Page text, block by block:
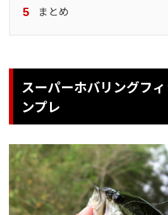
まとめ
スーパーホバリングフ
ンプレ